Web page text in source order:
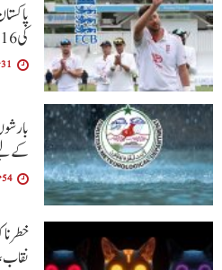
کی 16 رکنی ٹیم کا اعلان
31 منٹ پہلے
کے
54 منٹ پہلے